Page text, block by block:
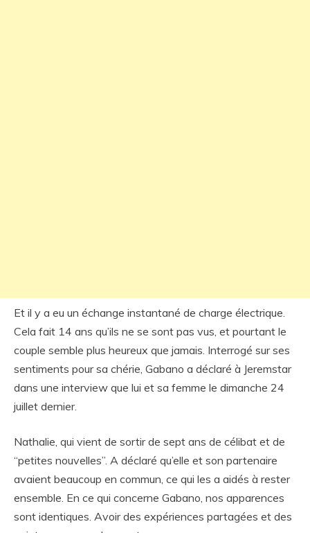
Et il y a eu un échange instantané de charge électrique.
Cela fait 14 ans qu’ils ne se sont pas vus, et pourtant le
couple semble plus heureux que jamais. Interrogé sur ses
sentiments pour sa chérie, Gabano a déclaré à Jeremstar
dans une interview que lui et sa femme le dimanche 24
juillet dernier.
Nathalie, qui vient de sortir de sept ans de célibat et de
“petites nouvelles”. A déclaré qu’elle et son partenaire
avaient beaucoup en commun, ce qui les a aidés à rester
ensemble. En ce qui concerne Gabano, nos apparences
sont identiques. Avoir des expériences partagées et des